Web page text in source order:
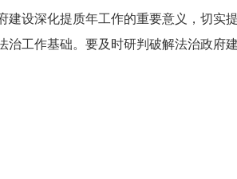
深化提质年工作的重要意义，切实
工作基础。要及时研判破解法治政府